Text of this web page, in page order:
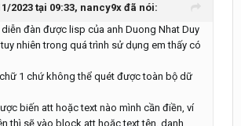
2023 tại 09:33, nancy9x đã nói:
đàn được lisp của anh Duong Nhat Duy
nhiên trong quá trình sử dụng em thấy có
1 chứ không thể quét được toàn bộ dữ
biến att hoặc text nào mình cần điền, ví
thì sẽ vào block att hoặc text tên, danh